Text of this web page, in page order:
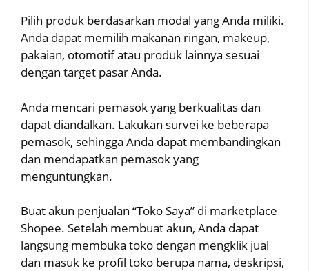
Pilih produk berdasarkan modal yang Anda miliki.
Anda dapat memilih makanan ringan, makeup,
pakaian, otomotif atau produk lainnya sesuai
dengan target pasar Anda.
Anda mencari pemasok yang berkualitas dan
dapat diandalkan. Lakukan survei ke beberapa
pemasok, sehingga Anda dapat membandingkan
dan mendapatkan pemasok yang
menguntungkan.
Buat akun penjualan “Toko Saya” di marketplace
Shopee. Setelah membuat akun, Anda dapat
langsung membuka toko dengan mengklik jual
dan masuk ke profil toko berupa nama, deskripsi,